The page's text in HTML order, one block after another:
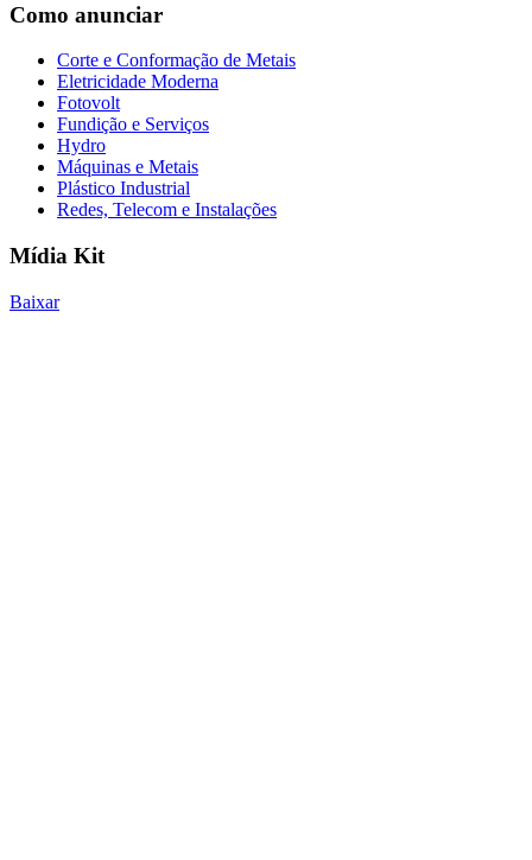
Como anunciar
Corte e Conformação de Metais
Eletricidade Moderna
Fotovolt
Fundição e Serviços
Hydro
Máquinas e Metais
Plástico Industrial
Redes, Telecom e Instalações
Mídia Kit
Baixar